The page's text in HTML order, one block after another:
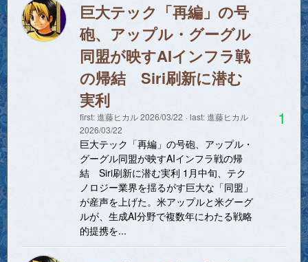
巨大テック「再編」の号
砲、アップル・グーグル
同盟が映すAIインフラ戦
の帰結 Siri刷新に潜む
実利
first:進藤ヒカル2026/03/22 last:進藤ヒカル
2026/03/22
巨大テック「再編」の号砲、アップル・
グーグル同盟が映すAIインフラ戦の帰
結 Siri刷新に潜む実利 1月中旬、テク
ノロジー業界を揺るがす巨大な「同盟」
が産声を上げた。米アップルと米グーグ
ルが、生成AI分野で複数年にわたる戦略
的提携を...
1